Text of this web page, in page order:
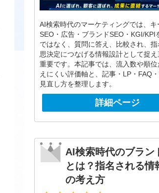
AI検索時代のマーケティングでは、キ
SEO・広告・ブランドSEO・KGI/KPI
ではなく、質問に答え、比較され、
思決定につなげる情報設計として捉
重要です。本記事では、流入数や順
えにくい評価軸と、記事・LP・FAQ
見直し方を整理します。
詳細ページ
AI検索時代のブラン
とは？指名される情
の考え方